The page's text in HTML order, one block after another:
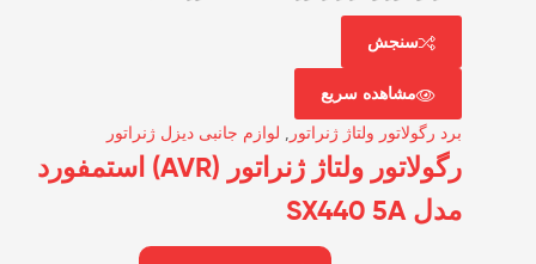
سنجش
مشاهده سریع
برد رگولاتور ولتاژ ژنراتور لوازم جانبی دیزل ژنراتور
رگولاتور ولتاژ ژنراتور (AVR) استمفورد
مدل SX440 5A